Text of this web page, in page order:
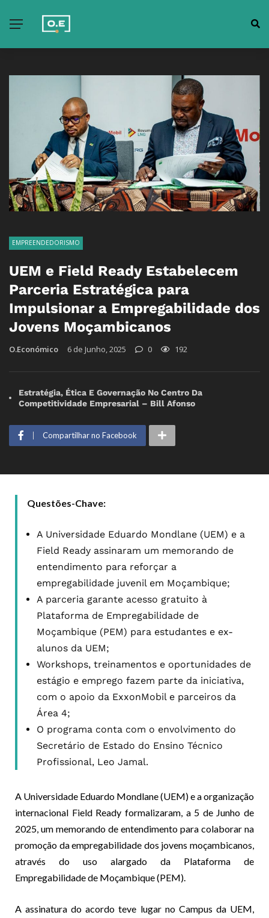
EMPREENDEDORISMO
UEM e Field Ready Estabelecem
Parceria Estratégica para
Impulsionar a Empregabilidade dos
Jovens Moçambicanos
O.Económico 6 de Junho, 2025 0 192
Estratégia, Ética E Governação No Centro Da
Competitividade Empresarial – Bill Afonso
Compartilhar no Facebook
Questões-Chave:
A Universidade Eduardo Mondlane (UEM) e a
Field Ready assinaram um memorando de
entendimento para reforçar a
empregabilidade juvenil em Moçambique;
A parceria garante acesso gratuito à
Plataforma de Empregabilidade de
Moçambique (PEM) para estudantes e ex-
alunos da UEM;
Workshops, treinamentos e oportunidades de
estágio e emprego fazem parte da iniciativa,
com o apoio da ExxonMobil e parceiros da
Área 4;
O programa conta com o envolvimento do
Secretário de Estado do Ensino Técnico
Profissional, Leo Jamal.
A Universidade Eduardo Mondlane (UEM) e a organização
internacional Field Ready formalizaram, a 5 de Junho de
2025, um memorando de entendimento para colaborar na
promoção da empregabilidade dos jovens moçambicanos,
através do uso alargado da Plataforma de
Empregabilidade de Moçambique (PEM).
A assinatura do acordo teve lugar no Campus da UEM,